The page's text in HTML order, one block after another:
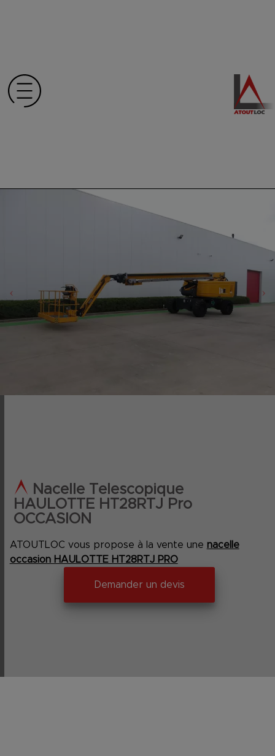
‹ ›
Nacelle Telescopique
HAULOTTE HT28RTJ Pro
OCCASION
ATOUTLOC vous propose à la vente une nacelle
occasion HAULOTTE HT28RTJ PRO
Demander un devis